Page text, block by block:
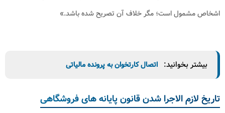
اشخاص مشمول است؛ مگر خلاف آن تصریح شده باشد.»
بیشتر بخوانید: اتصال کارتخوان به پرونده مالیاتی
تاریخ لازم الاجرا شدن قانون پایانه های فروشگاهی